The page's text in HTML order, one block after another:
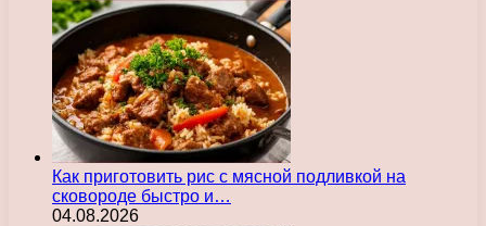
Как приготовить рис с мясной подливкой на
сковороде быстро и…
04.08.2026